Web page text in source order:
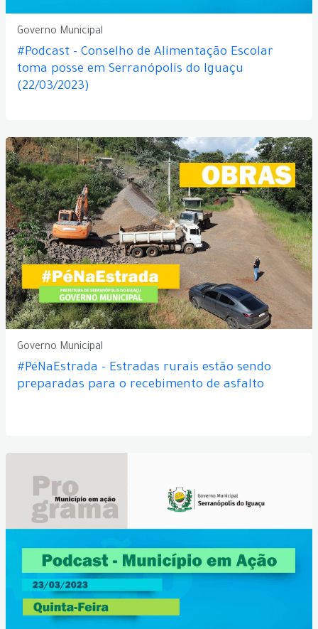
Governo Municipal
#Podcast - Conselho de Alimentação Escolar
toma posse em Serranópolis do Iguaçu
(22/03/2023)
Governo Municipal
#PéNaEstrada - Estradas rurais estão sendo
preparadas para o recebimento de asfalto